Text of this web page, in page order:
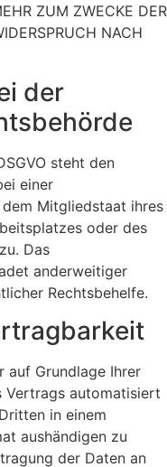
ZUM ZWECKE DER
NACH
der
steht den
einer
Mitgliedstaat ihres
oder des
Das
anderweitiger
Rechtsbehelfe.
auf Grundlage Ihrer
Vertrags automatisiert
in einem
aushändigen zu
der Daten an